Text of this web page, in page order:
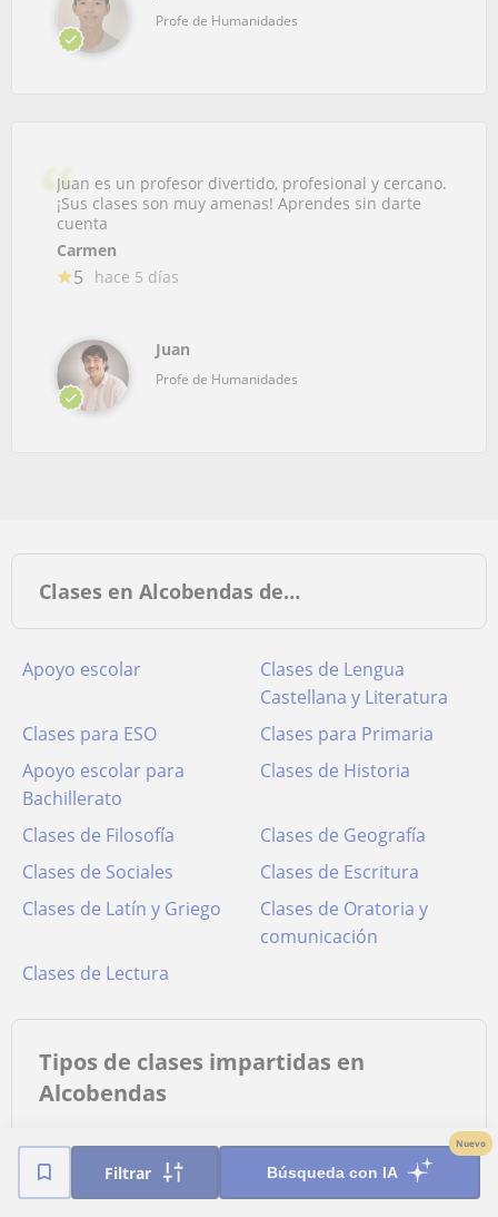
Filtrar Búsqueda con IA
Nuevo
Profe de Humanidades
Juan es un profesor divertido, profesional y cercano.
¡Sus clases son muy amenas! Aprendes sin darte
cuenta
Carmen
5 hace 5 días
Juan
Profe de Humanidades
Clases en Alcobendas de…
Apoyo escolar
Clases de Lengua
Castellana y Literatura
Clases para ESO
Clases para Primaria
Apoyo escolar para
Bachillerato
Clases de Historia
Clases de Filosofía
Clases de Geografía
Clases de Sociales
Clases de Escritura
Clases de Latín y Griego
Clases de Oratoria y
comunicación
Clases de Lectura
Tipos de clases impartidas en
Alcobendas
a domicilio clases online